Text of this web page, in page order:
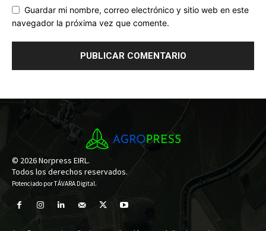
Guardar mi nombre, correo electrónico y sitio web en este
navegador la próxima vez que comente.
© 2026 Norpress EIRL.
Todos los derechos reservados.
Potenciado porTÁVARA Digital.